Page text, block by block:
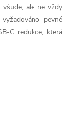
ale ne vždy
pevné
C redukce, která